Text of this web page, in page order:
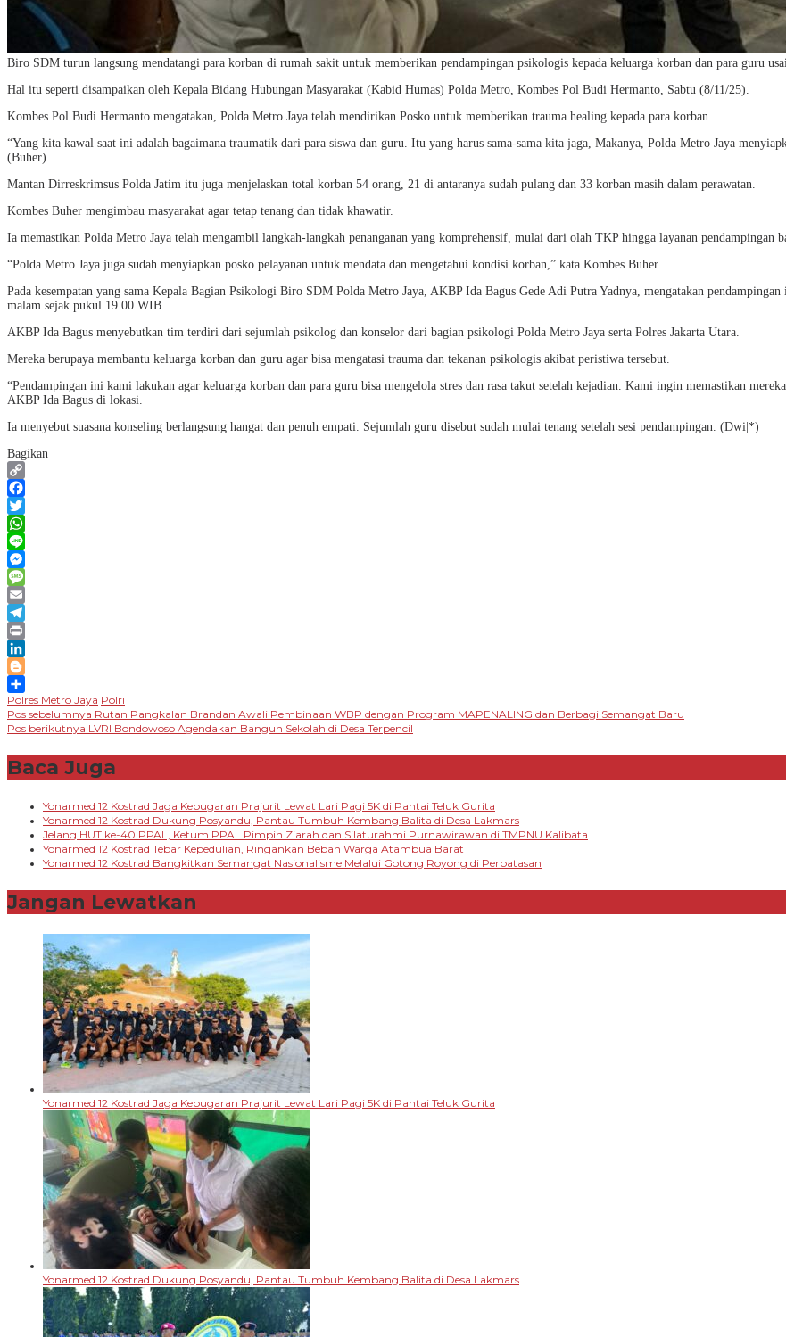
Biro SDM turun langsung mendatangi para korban di rumah sakit untuk memberikan pendampingan psikologis kepada keluarga korban dan para guru
Hal itu seperti disampaikan oleh Kepala Bidang Hubungan Masyarakat (Kabid Humas) Polda Metro, Kombes Pol Budi Hermanto, Sabtu (8/11/25).
Kombes Pol Budi Hermanto mengatakan, Polda Metro Jaya telah mendirikan Posko untuk memberikan trauma healing kepada para korban.
“Yang kita kawal saat ini adalah bagaimana traumatik dari para siswa dan guru. Itu yang harus sama-sama kita jaga, Makanya, Polda Metro Jaya
(Buher).
Mantan Dirreskrimsus Polda Jatim itu juga menjelaskan total korban 54 orang, 21 di antaranya sudah pulang dan 33 korban masih dalam perawatan.
Kombes Buher mengimbau masyarakat agar tetap tenang dan tidak khawatir.
Ia memastikan Polda Metro Jaya telah mengambil langkah-langkah penanganan yang komprehensif, mulai dari olah TKP hingga layanan pendampingan
“Polda Metro Jaya juga sudah menyiapkan posko pelayanan untuk mendata dan mengetahui kondisi korban,” kata Kombes Buher.
Pada kesempatan yang sama Kepala Bagian Psikologi Biro SDM Polda Metro Jaya, AKBP Ida Bagus Gede Adi Putra Yadnya, mengatakan
malam sejak pukul 19.00 WIB.
AKBP Ida Bagus menyebutkan tim terdiri dari sejumlah psikolog dan konselor dari bagian psikologi Polda Metro Jaya serta Polres Jakarta Utara.
Mereka berupaya membantu keluarga korban dan guru agar bisa mengatasi trauma dan tekanan psikologis akibat peristiwa tersebut.
“Pendampingan ini kami lakukan agar keluarga korban dan para guru bisa mengelola stres dan rasa takut setelah kejadian. Kami ingin memastikan
AKBP Ida Bagus di lokasi.
Ia menyebut suasana konseling berlangsung hangat dan penuh empati. Sejumlah guru disebut sudah mulai tenang setelah sesi pendampingan. (Dwi|*)
Bagikan
Copy
Link
Facebook
Twitter
WhatsApp
Line
Messenger
Message
Email
Telegram
Print
LinkedIn
Blogger
Share
Polres Metro Jaya Polri
Navigasi
Pos sebelumnya Rutan Pangkalan Brandan Awali Pembinaan WBP dengan Program MAPENALING dan Berbagi Semangat Baru
Pos berikutnya LVRI Bondowoso Agendakan Bangun Sekolah di Desa Terpencil
Baca Juga
Yonarmed 12 Kostrad Jaga Kebugaran Prajurit Lewat Lari Pagi 5K di Pantai Teluk Gurita
Yonarmed 12 Kostrad Dukung Posyandu, Pantau Tumbuh Kembang Balita di Desa Lakmars
Jelang HUT ke-40 PPAL, Ketum PPAL Pimpin Ziarah dan Silaturahmi Purnawirawan di TMPNU Kalibata
Yonarmed 12 Kostrad Tebar Kepedulian, Ringankan Beban Warga Atambua Barat
Yonarmed 12 Kostrad Bangkitkan Semangat Nasionalisme Melalui Gotong Royong di Perbatasan
Jangan Lewatkan
Yonarmed 12 Kostrad Jaga Kebugaran Prajurit Lewat Lari Pagi 5K di Pantai Teluk Gurita
Yonarmed 12 Kostrad Dukung Posyandu, Pantau Tumbuh Kembang Balita di Desa Lakmars